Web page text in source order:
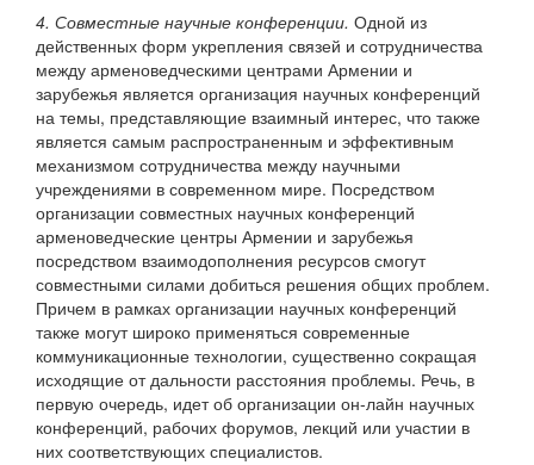
4. Совместные научные конференции. Одной из
действенных форм укрепления связей и сотрудничества
между арменоведческими центрами Армении и
зарубежья является организация научных конференций
на темы, представляющие взаимный интерес, что также
является самым распространенным и эффективным
механизмом сотрудничества между научными
учреждениями в современном мире. Посредством
организации совместных научных конференций
арменоведческие центры Армении и зарубежья
посредством взаимодополнения ресурсов смогут
совместными силами добиться решения общих проблем.
Причем в рамках организации научных конференций
также могут широко применяться современные
коммуникационные технологии, существенно сокращая
исходящие от дальности расстояния проблемы. Речь, в
первую очередь, идет об организации он-лайн научных
конференций, рабочих форумов, лекций или участии в
них соответствующих специалистов.